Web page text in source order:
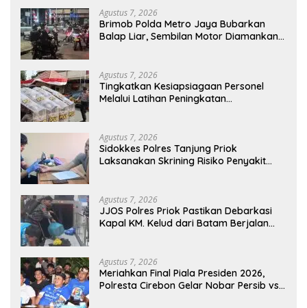
Agustus 7, 2026
Brimob Polda Metro Jaya Bubarkan
Balap Liar, Sembilan Motor Diamankan
Agustus 7, 2026
Tingkatkan Kesiapsiagaan Personel
Melalui Latihan Peningkatan
Agustus 7, 2026
Sidokkes Polres Tanjung Priok
Laksanakan Skrining Risiko Penyakit
Agustus 7, 2026
JJOS Polres Priok Pastikan Debarkasi
Kapal KM. Kelud dari Batam Berjalan
Agustus 7, 2026
Meriahkan Final Piala Presiden 2026,
Polresta Cirebon Gelar Nobar Persib vs